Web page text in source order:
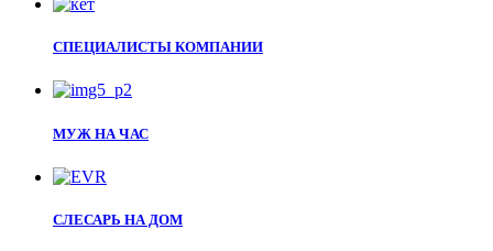
СПЕЦИАЛИСТЫ КОМПАНИИ
МУЖ НА ЧАС
СЛЕСАРЬ НА ДОМ